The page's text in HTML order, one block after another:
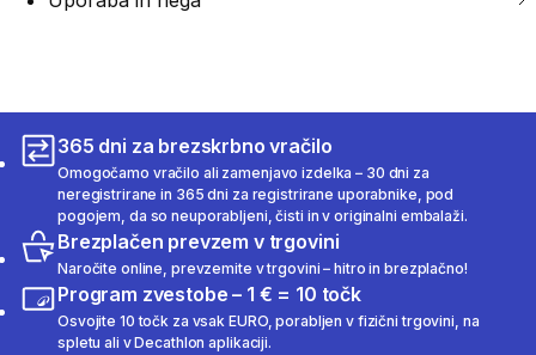
365 dni za brezskrbno vračilo
Omogočamo vračilo ali zamenjavo izdelka – 30 dni za
neregistrirane in 365 dni za registrirane uporabnike, pod
pogojem, da so neuporabljeni, čisti in v originalni embalaži.
Brezplačen prevzem v trgovini
Naročite online, prevzemite v trgovini – hitro in brezplačno!
Program zvestobe – 1 € = 10 točk
Osvojite 10 točk za vsak EURO, porabljen v fizični trgovini, na
spletu ali v Decathlon aplikaciji.